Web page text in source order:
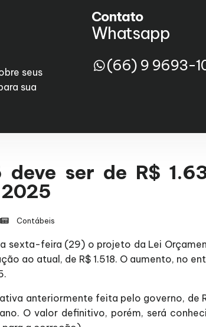
seus
sua
Contato
Whatsapp
(66) 9 9693-
ser de R$
2025
Contábeis
sexta-feira (29) o projeto da Lei
ao atual, de R$ 1.518. O aumento, no
anteriormente feita pelo governo, de
O valor definitivo, porém, será